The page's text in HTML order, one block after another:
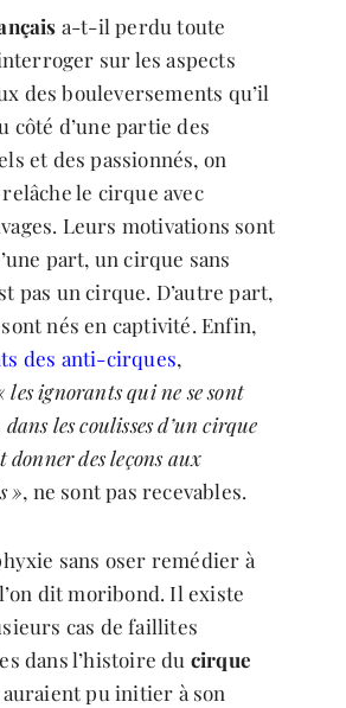
a-t-il perdu toute
sur les aspects
des bouleversements qu’il
côté d’une partie des
et des passionnés, on
le cirque avec
Leurs motivations sont
part, un cirque sans
pas un cirque. D’autre part,
nés en captivité. Enfin,
des anti-cirques,
les ignorants qui ne se sont
les coulisses d’un cirque
des leçons aux
», ne sont pas recevables.
sans oser remédier à
dit moribond. Il existe
cas de faillites
dans l’histoire du cirque
pu initier à son